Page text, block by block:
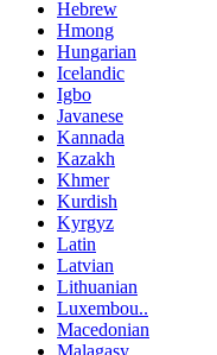
Hebrew
Hmong
Hungarian
Icelandic
Igbo
Javanese
Kannada
Kazakh
Khmer
Kurdish
Kyrgyz
Latin
Latvian
Lithuanian
Luxembou..
Macedonian